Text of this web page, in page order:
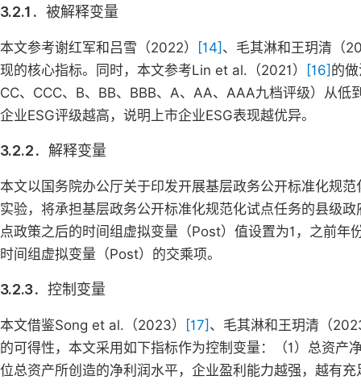
3.2.1．被解释变量
本文参考谢红军和吕雪（2022） [14] 、毛其淋和王玥清（
现的核心指标。同时，本文参考Lin et al.（2021）
[16] 的
CC、CCC、B、BB、BBB、A、AA、AAA九档评级）从
企业ESG评级越高，说明上市企业ESG表现越优异。
3.2.2．解释变量
本文以国务院办公厅关于印发开展基层政务公开标准化规
实验，将承担基层政务公开标准化规范化试点任务的县级
点政策之后的时间组虚拟变量（Post）值设置为1，之前
时间组虚拟变量（Post）的交乘项。
3.2.3．控制变量
本文借鉴Song et al.（2023） [17] 、毛其淋和王玥清（
的可得性，本文采用如下指标作为控制变量：（1）总资产
位总资产所创造的净利润水平，企业盈利能力越强，越有